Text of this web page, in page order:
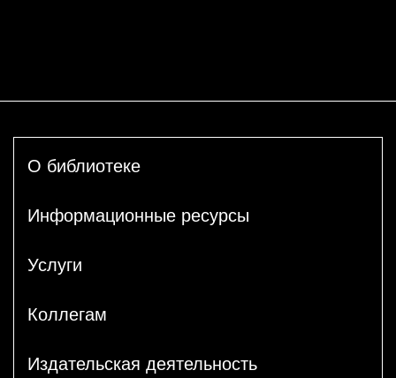
О библиотеке
Информационные ресурсы
Услуги
Коллегам
Издательская деятельность